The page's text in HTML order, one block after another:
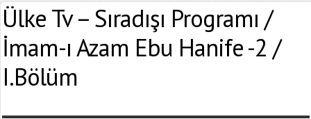
Ülke Tv – Sıradışı Programı /
İmam-ı Azam Ebu Hanife -2 /
I.Bölüm
Yaşadığınız Hatanın Ayrıntıları